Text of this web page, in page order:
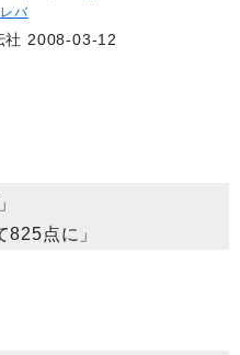
バ
社 2008-03-12
825点に」